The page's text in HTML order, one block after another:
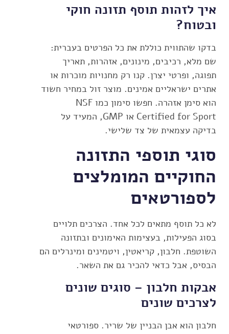
איך לזהות תוסף תזונה חוקי
ובטוח?
בדקו שהתווית כוללת את כל הפרטים בעברית:
שם מלא, רכיבים, מינונים, אזהרות, תאריך
תפוגה, ופרטי יצרן. קנו רק מחנויות מוכרות או
אתרים ישראליים אמינים. מוצר זול במחיר חשוד
הוא סימן אזהרה. חפשו סימון כמו NSF
Certified for Sport או GMP, המעיד על
בדיקה עצמאית של צד שלישי.
סוגי תוספי התזונה
החוקיים המומלצים
לספורטאים
לא כל תוסף מתאים לכל אחד. הצרכים תלויים
בסוג הפעילות, בעצימות האימונים ובתזונה
השוטפת. חלבון, קריאטין, ויטמינים ומינרלים הם
הבסיס, אבל כדאי להכיר גם את השאר.
אבקות חלבון – סוגים שונים
לצרכים שונים
חלבון הוא אבן הבניין של שריר. ספורטאי